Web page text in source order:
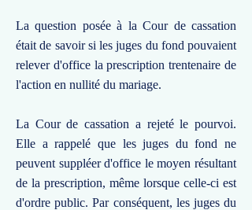
La question posée à la Cour de cassation
était de savoir si les juges du fond pouvaient
relever d'office la prescription trentenaire de
l'action en nullité du mariage.
La Cour de cassation a rejeté le pourvoi.
Elle a rappelé que les juges du fond ne
peuvent suppléer d'office le moyen résultant
de la prescription, même lorsque celle-ci est
d'ordre public. Par conséquent, les juges du